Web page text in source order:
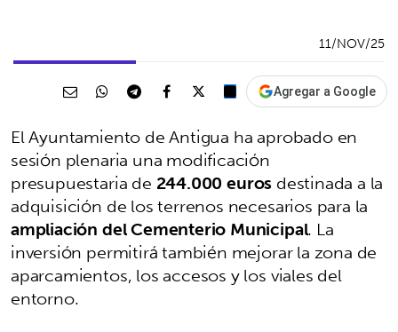
11/NOV/25
Agregar a Google
El Ayuntamiento de Antigua ha aprobado en
sesión plenaria una modificación
presupuestaria de 244.000 euros destinada a la
adquisición de los terrenos necesarios para la
ampliación del Cementerio Municipal. La
inversión permitirá también mejorar la zona de
aparcamientos, los accesos y los viales del
entorno.